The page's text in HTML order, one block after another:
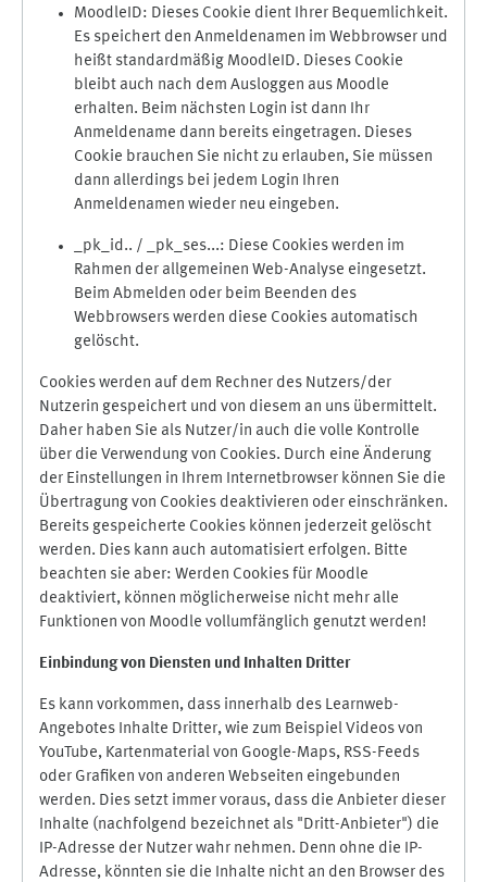
MoodleID: Dieses Cookie dient Ihrer Bequemlichkeit.
Es speichert den Anmeldenamen im Webbrowser und
heißt standardmäßig MoodleID. Dieses Cookie
bleibt auch nach dem Ausloggen aus Moodle
erhalten. Beim nächsten Login ist dann Ihr
Anmeldename dann bereits eingetragen. Dieses
Cookie brauchen Sie nicht zu erlauben, Sie müssen
dann allerdings bei jedem Login Ihren
Anmeldenamen wieder neu eingeben.
_pk_id.. / _pk_ses...: Diese Cookies werden im
Rahmen der allgemeinen Web-Analyse eingesetzt.
Beim Abmelden oder beim Beenden des
Webbrowsers werden diese Cookies automatisch
gelöscht.
Cookies werden auf dem Rechner des Nutzers/der
Nutzerin gespeichert und von diesem an uns übermittelt.
Daher haben Sie als Nutzer/in auch die volle Kontrolle
über die Verwendung von Cookies. Durch eine Änderung
der Einstellungen in Ihrem Internetbrowser können Sie die
Übertragung von Cookies deaktivieren oder einschränken.
Bereits gespeicherte Cookies können jederzeit gelöscht
werden. Dies kann auch automatisiert erfolgen. Bitte
beachten sie aber: Werden Cookies für Moodle
deaktiviert, können möglicherweise nicht mehr alle
Funktionen von Moodle vollumfänglich genutzt werden!
Einbindung von Diensten und Inhalten Dritter
Es kann vorkommen, dass innerhalb des Learnweb-
Angebotes Inhalte Dritter, wie zum Beispiel Videos von
YouTube, Kartenmaterial von Google-Maps, RSS-Feeds
oder Grafiken von anderen Webseiten eingebunden
werden. Dies setzt immer voraus, dass die Anbieter dieser
Inhalte (nachfolgend bezeichnet als "Dritt-Anbieter") die
IP-Adresse der Nutzer wahr nehmen. Denn ohne die IP-
Adresse, könnten sie die Inhalte nicht an den Browser des